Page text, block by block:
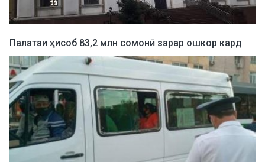
Палатаи ҳисоб 83,2 млн сомонӣ зарар ошкор кард